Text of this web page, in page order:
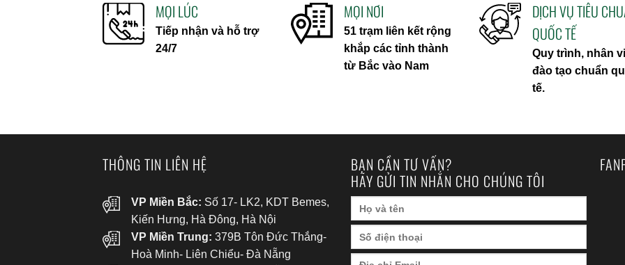
MỌI LÚC
Tiếp nhận và hỗ trợ
24/7
MỌI NƠI
51 trạm liên kết rộng
khắp các tỉnh thành
từ Bắc vào Nam
DỊCH VỤ TIÊU
QUỐC TẾ
Quy trình, nhân
đào tạo chuẩn
tế.
THÔNG TIN LIÊN HỆ
VP Miền Bắc: Số 17- LK2, KDT Bemes,
Kiến Hưng, Hà Đông, Hà Nội
VP Miền Trung: 379B Tôn Đức Thắng-
Hoà Minh- Liên Chiểu- Đà Nẵng
BẠN CẦN TƯ VẤN?
HÃY GỬI TIN NHẮN CHO CHÚNG TÔI